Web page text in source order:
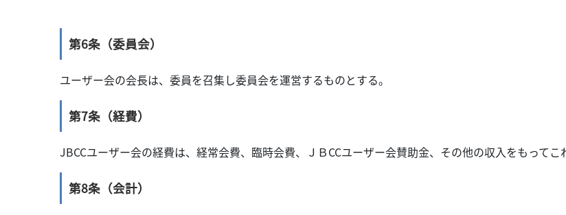
第6条（委員会）
ユーザー会の会長は、委員を召集し委員会を運営するものとする。
第7条（経費）
JBCCユーザー会の経費は、経常会費、臨時会費、ＪＢCCユーザー会賛助金、その他の収入をもってこ
第8条（会計）